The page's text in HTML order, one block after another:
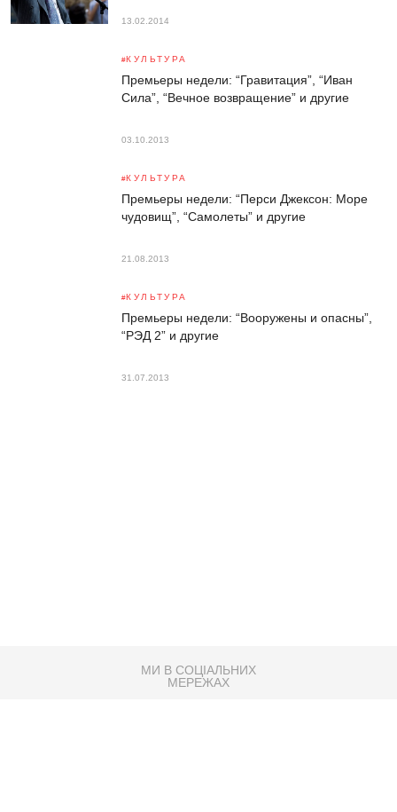
13.02.2014
КУЛЬТУРА
Премьеры недели: “Гравитация”, “Иван
Сила”, “Вечное возвращение” и другие
03.10.2013
КУЛЬТУРА
Премьеры недели: “Перси Джексон: Море
чудовищ”, “Самолеты” и другие
21.08.2013
КУЛЬТУРА
Премьеры недели: “Вооружены и опасны”,
“РЭД 2” и другие
31.07.2013
МИ В СОЦІАЛЬНИХ
МЕРЕЖАХ